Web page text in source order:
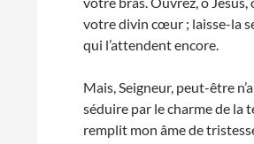
votre divin cœur ; laisse-la
qui l’attendent encore.
Mais, Seigneur, peut-être
séduire par le charme de la
remplit mon âme de